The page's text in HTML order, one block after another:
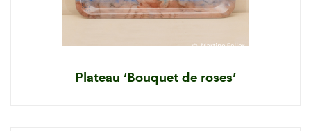
Plateau ‘Bouquet de roses’